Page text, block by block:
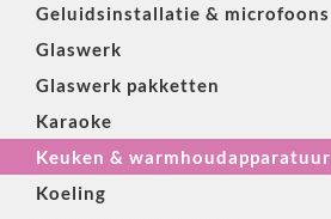
Geluidsinstallatie & microfoons
Glaswerk
Glaswerk pakketten
Karaoke
Keuken & warmhoudapparatuur
Koeling